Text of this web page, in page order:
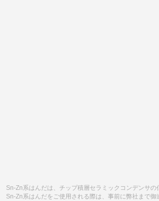
Sn-Zn系はんだは、チップ積層セラミックコンデンサの
Sn-Zn系はんだをご使用される際は、事前に弊社まで御